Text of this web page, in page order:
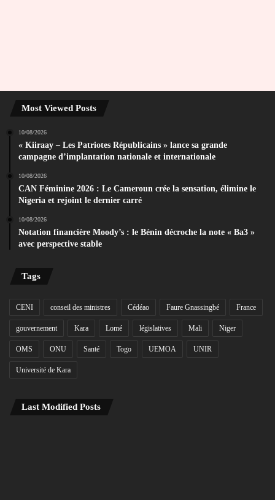
Most Viewed Posts
10/08/2026
« Kiiraay – Les Patriotes Républicains » lance sa grande
campagne d’implantation nationale et internationale
10/08/2026
CAN Féminine 2026 : Le Cameroun crée la sensation, élimine le
Nigeria et rejoint le dernier carré
10/08/2026
Notation financière Moody’s : le Bénin décroche la note « Ba3 »
avec perspective stable
Tags
CENI conseil des ministres Cédéao Faure Gnassingbé France
gouvernement Kara Lomé législatives Mali Niger
OMS ONU Santé Togo UEMOA UNIR
Université de Kara
Last Modified Posts